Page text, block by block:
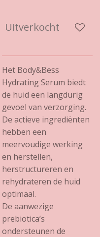
Uitverkocht
Het Body&Bess
Hydrating Serum biedt
de huid een langdurig
gevoel van verzorging.
De actieve ingrediënten
hebben een
meervoudige werking
en herstellen,
herstructureren en
rehydrateren de huid
optimaal.
De aanwezige
prebiotica’s
ondersteunen de